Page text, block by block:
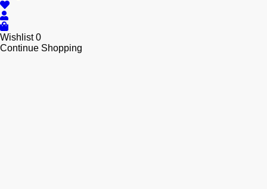
Wishlist0
Continue Shopping